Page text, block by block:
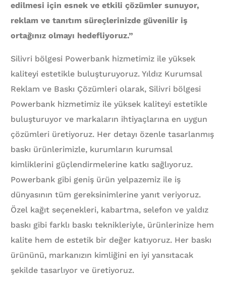
edilmesi için esnek ve etkili çözümler sunuyor,
reklam ve tanıtım süreçlerinizde güvenilir iş
ortağınız olmayı hedefliyoruz.”
Silivri bölgesi Powerbank hizmetimiz ile yüksek
kaliteyi estetikle buluşturuyoruz. Yıldız Kurumsal
Reklam ve Baskı Çözümleri olarak, Silivri bölgesi
Powerbank hizmetimiz ile yüksek kaliteyi estetikle
buluşturuyor ve markaların ihtiyaçlarına en uygun
çözümleri üretiyoruz. Her detayı özenle tasarlanmış
baskı ürünlerimizle, kurumların kurumsal
kimliklerini güçlendirmelerine katkı sağlıyoruz.
Powerbank gibi geniş ürün yelpazemiz ile iş
dünyasının tüm gereksinimlerine yanıt veriyoruz.
Özel kağıt seçenekleri, kabartma, selefon ve yaldız
baskı gibi farklı baskı teknikleriyle, ürünlerinize hem
kalite hem de estetik bir değer katıyoruz. Her baskı
ürününü, markanızın kimliğini en iyi yansıtacak
şekilde tasarlıyor ve üretiyoruz.